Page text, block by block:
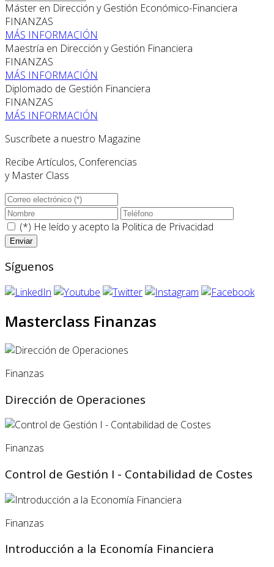
Máster en Dirección y Gestión Económico-Financiera
FINANZAS
MÁS INFORMACIÓN
Maestría en Dirección y Gestión Financiera
FINANZAS
MÁS INFORMACIÓN
Diplomado de Gestión Financiera
FINANZAS
MÁS INFORMACIÓN
Suscríbete a nuestro Magazine
Recibe Artículos, Conferencias
y Master Class
(*) He leído y acepto la Politica de Privacidad
Síguenos
Masterclass Finanzas
Finanzas
Dirección de Operaciones
Finanzas
Control de Gestión I - Contabilidad de Costes
Finanzas
Introducción a la Economía Financiera